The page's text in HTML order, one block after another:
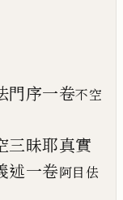
門序一卷不空
三昧耶真實
述一卷阿目佉